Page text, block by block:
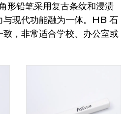
铅笔采用复古条纹和浸渍
与现代功能融为一体。HB 石
，非常适合学校、办公室或